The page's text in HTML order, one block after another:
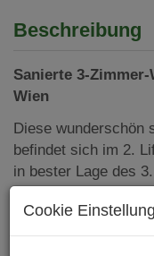
Beschreibung
Sanierte 3-Zimmer-
Wien
Diese wunderschön
befindet sich im 2.
in bester Lage des
und den
Cookie